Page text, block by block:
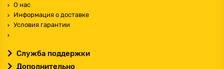
О нас
Информация о доставке
Условия гарантии
Служба поддержки
Дополнительно